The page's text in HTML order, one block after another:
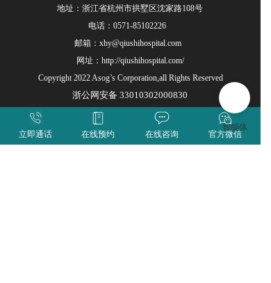
立即通话 在线预约 在线咨询 官方微信
Copyright 2022 Asog’s Corporation,all Rights Reserved
浙ICP备16009485号-1 版权所有：杭州求是医院
浙公网安备 33010302000830
地址：浙江省杭州市拱墅区沈家路108号
电话： 0571-85102226
邮箱：xhy@qiushihospital.com
网址： http://qiushihospital.com/
医疗广告审查证明文号:浙医广(2024)第330105-0141号